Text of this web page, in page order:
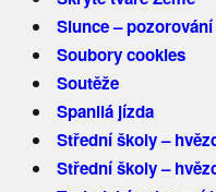
Slunce – pozorování
Soubory cookies
Soutěže
Spanilá jízda
Střední školy –
Střední školy –